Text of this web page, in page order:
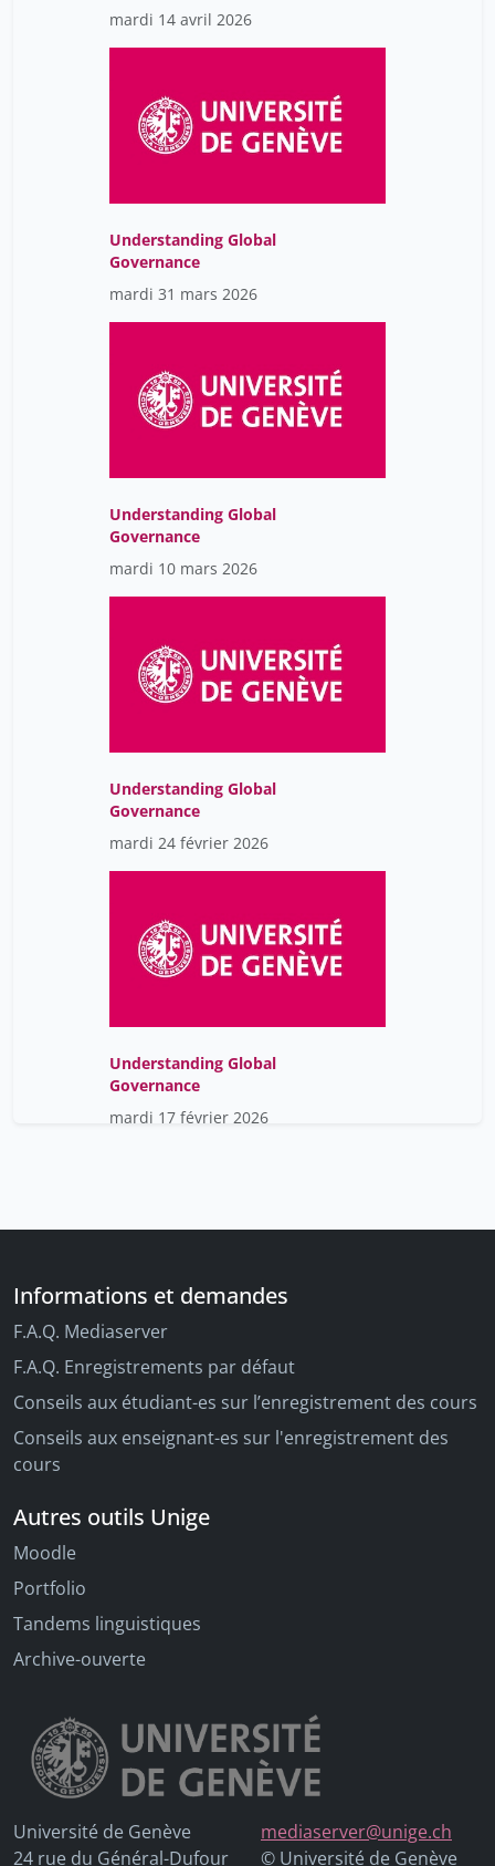
mardi 14 avril 2026
Understanding Global
Governance
mardi 31 mars 2026
Understanding Global
Governance
mardi 10 mars 2026
Understanding Global
Governance
mardi 24 février 2026
Understanding Global
Governance
mardi 17 février 2026
Informations et demandes
F.A.Q. Mediaserver
F.A.Q. Enregistrements par défaut
Conseils aux étudiant-es sur l’enregistrement des cours
Conseils aux enseignant-es sur l'enregistrement des
cours
Autres outils Unige
Moodle
Portfolio
Tandems linguistiques
Archive-ouverte
Université de Genève
24 rue du Général-Dufour
mediaserver@unige.ch
© Université de Genève